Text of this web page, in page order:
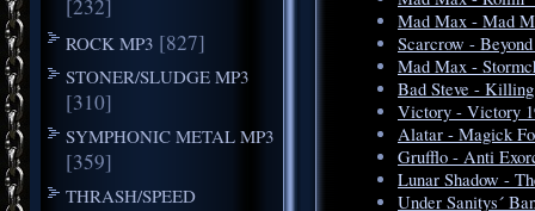
[232]
ROCK MP3 [827]
STONER/SLUDGE MP3
[310]
SYMPHONIC METAL MP3
[359]
THRASH/SPEED
Mad Max - Mad
Scarcrow -
Mad Max -
Bad Steve -
Victory - Victory
Alatar - Magick
Grufflo - Anti
Lunar Shadow -
Under Sanitys´